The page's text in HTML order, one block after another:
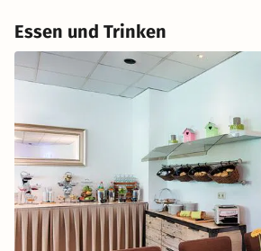
Essen und Trinken